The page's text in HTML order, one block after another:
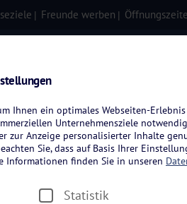
Freunde werben
Ihnen ein optimales Webseiten-
Unternehmensziele
zur Anzeige personalisierter Inhalte
Sie, dass auf Basis Ihrer
Informationen finden Sie in unseren
Statistik